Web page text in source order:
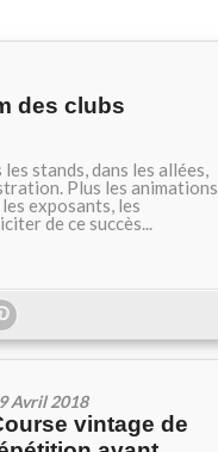
des clubs
stands, dans les allées,
Plus les animations
exposants, les
de ce succès...
Avril 2018
vintage de